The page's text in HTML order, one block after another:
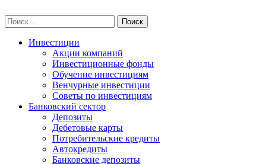
to
content
Найти:
Инвестиции
Акции компаний
Инвестиционные фонды
Обучение инвестициям
Венчурные инвестиции
Советы по инвестициям
Банковский сектор
Депозиты
Дебетовые карты
Потребительские кредиты
Автокредиты
Банковские депозиты